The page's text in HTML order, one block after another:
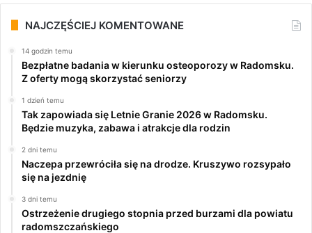
NAJCZĘŚCIEJ KOMENTOWANE
14 godzin temu
Bezpłatne badania w kierunku osteoporozy w Radomsku.
Z oferty mogą skorzystać seniorzy
1 dzień temu
Tak zapowiada się Letnie Granie 2026 w Radomsku.
Będzie muzyka, zabawa i atrakcje dla rodzin
2 dni temu
Naczepa przewróciła się na drodze. Kruszywo rozsypało
się na jezdnię
3 dni temu
Ostrzeżenie drugiego stopnia przed burzami dla powiatu
radomszczańskiego